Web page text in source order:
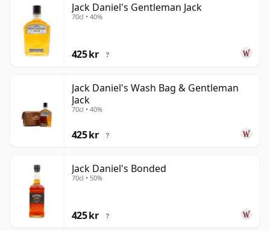
Jack Daniel's Gentleman Jack
70cl • 40%
425 kr ?
Jack Daniel's Wash Bag & Gentleman
Jack
70cl • 40%
425 kr ?
Jack Daniel's Bonded
70cl • 50%
425 kr ?